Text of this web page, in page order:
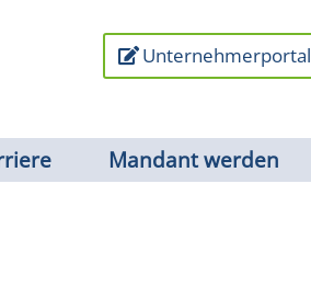
Unternehmerportal
Mandant werden